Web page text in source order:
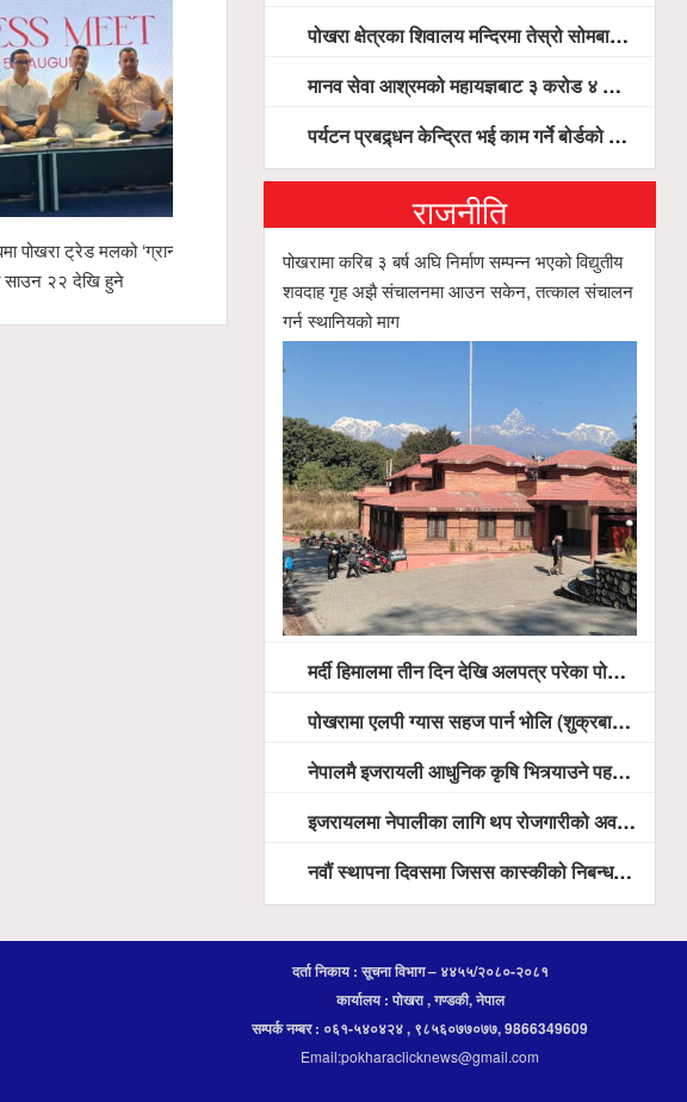
पोखरा ट्रेड मलको ‘ग्रान्ड
साउन २२ देखि हुने
मर्दी हिमालमा फसेका ३ युवाको उद्धार हुँदै
गण्डकी
सिफारिस
पोखरा क्षेत्रका शिवालय मन्दिरमा तेस्रो सोमबार भक्तजनको बिहानैदेखि घुइँचो
मानव सेवा आश्रमको महायज्ञबाट ३ करोड ४ लाख ५९ हजार बचत, १ करोड ४४ लाख उठ्न बाँकी, विना संचार माध्यम तर प्रचार प्रसारमै भयो १९ लाख खर्च !
पर्यटन प्रबद्र्धन केन्द्रित भई काम गर्ने बोर्डको योजना छः सदस्य पोखरेल, चलिय पोखरालाई थप प्रभावकारी बनाउन होटल संघको माग
राजनीति
पोखरामा करिब ३ बर्ष अघि निर्माण सम्पन्न भएको विद्युतीय
शवदाह गृह अझै संचालनमा आउन सकेन, तत्काल संचालन
गर्न स्थानियको माग
मर्दी हिमालमा तीन दिन देखि अलपत्र परेका पोखराका तीन युवाको सशस्त्र प्रहरी सहितको टोलीको साहसिक उद्धार
पोखरामा एलपी ग्यास सहज पार्न भोलि (शुक्रबार) देखि खुद्रा पसलबाटै बिक्रि वितरण हुने, स्टोर नगर्न आग्रह
नेपालमै इजरायली आधुनिक कृषि भित्र्याउने पहल ः पोखराका मेयर धनराज आचार्य र इजरायली राजदूतबीच सहकार्य विस्तारको संकेत
इजरायलमा नेपालीका लागि थप रोजगारीको अवसर विस्तार गरिने ः राजदूत बास
नवौं स्थापना दिवसमा जिसस कास्कीको निबन्ध प्रतियोगिता
दर्ता निकाय : सूचना विभाग – ४४५५/२०८०-२०८१
कार्यालय : पोखरा , गण्डकी, नेपाल
सम्पर्क नम्बर : ०६१-५४०४२४ , ९८५६०७७०७७, 9866349609
Email:pokharaclicknews@gmail.com